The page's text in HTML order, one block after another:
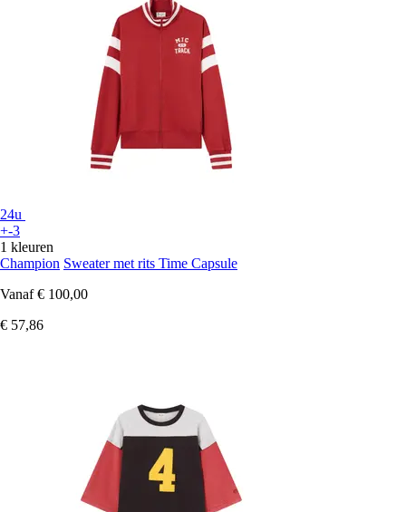
24u
+-3
1 kleuren
Champion Sweater met rits Time Capsule
Vanaf € 100,00
€ 57,86